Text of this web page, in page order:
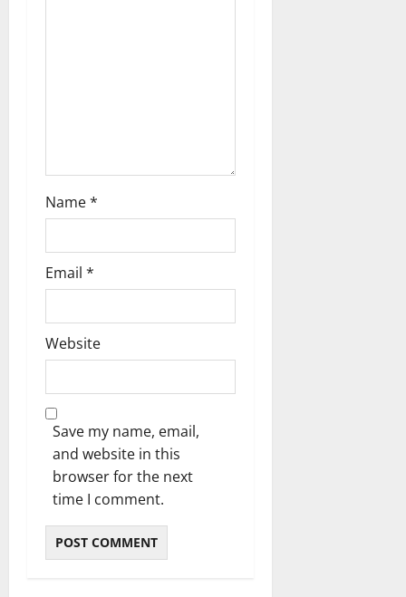
Name*
Email *
Website
Save my name, email,
and website in this
browser for the next
time I comment.